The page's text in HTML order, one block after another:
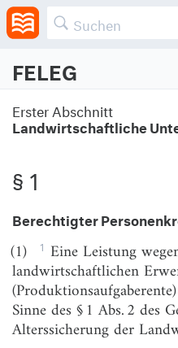
FELEG
landwirtschaftlichen
Erster Abschnitt
Landwirtschaftliche
§ 1
Berechtigter
§ 2
Flächenstillegung
§ 3
Abgabe von Flächen
Erster Abschnitt
Landwirtschaftliche
§ 1
Berechtigter
(1) 1 Eine Leistung
landwirtschaftlichen
Sinne des § 1 Abs. 2 des
Alterssicherung der